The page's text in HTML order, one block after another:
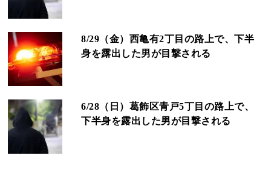
8/29（金）西亀有2丁目の路上で、下半
身を露出した男が目撃される
6/28（日）葛飾区青戸5丁目の路上で、
下半身を露出した男が目撃される